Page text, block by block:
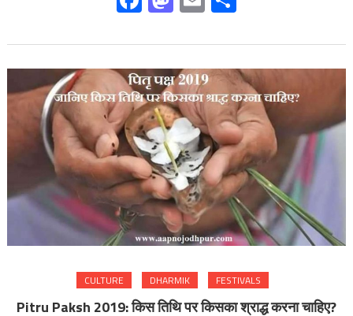
CULTURE DHARMIK FESTIVALS
Pitru Paksh 2019: किस तिथि पर किसका श्राद्ध करना चाहिए?